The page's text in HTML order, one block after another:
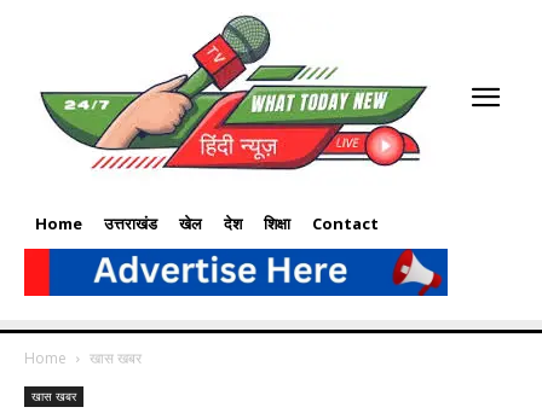
Home उत्तराखंड खेल देश शिक्षा Contact
Home खास खबर
खास खबर